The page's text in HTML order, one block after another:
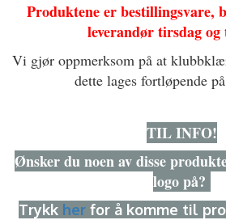
Produktene er bestillingsvare,
leverandør tirsdag og
Vi gjør oppmerksom på at
dette lages fortløpende
TIL INFO!
Ønsker du noen av disse
logo på?
Trykk her for å komme til